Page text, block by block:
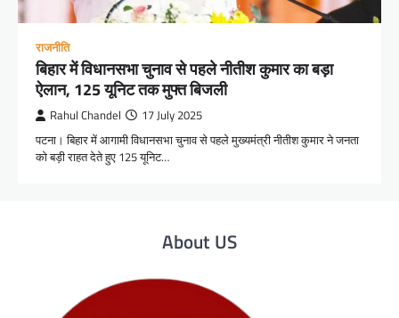
राजनीति
बिहार में विधानसभा चुनाव से पहले नीतीश कुमार का बड़ा
ऐलान, 125 यूनिट तक मुफ्त बिजली
Rahul Chandel 17 July 2025
पटना। बिहार में आगामी विधानसभा चुनाव से पहले मुख्यमंत्री नीतीश कुमार ने जनता
को बड़ी राहत देते हुए 125 यूनिट…
About US